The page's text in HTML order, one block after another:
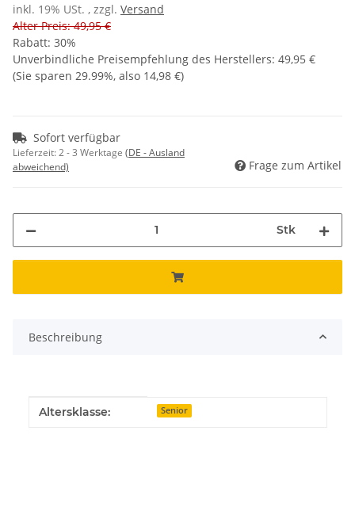
inkl. 19% USt. , zzgl. Versand
Alter Preis: 49,95 €
Rabatt: 30%
Unverbindliche Preisempfehlung des Herstellers: 49,95 €
(Sie sparen 29.99%, also 14,98 €)
Sofort verfügbar
Lieferzeit:2 - 3 Werktage (DE - Ausland
abweichend)
Frage zum Artikel
Stk
Beschreibung
Produkteigenschaft
Wert
Altersklasse: Senior